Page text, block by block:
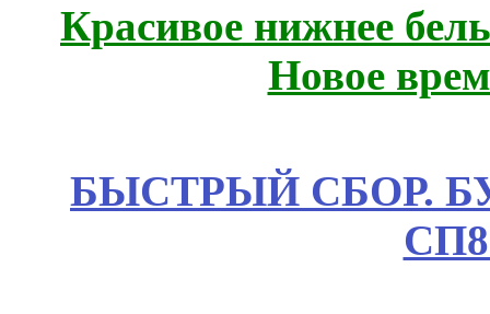
Красивое нижнее
Новое
БЫСТРЫЙ СБОР.